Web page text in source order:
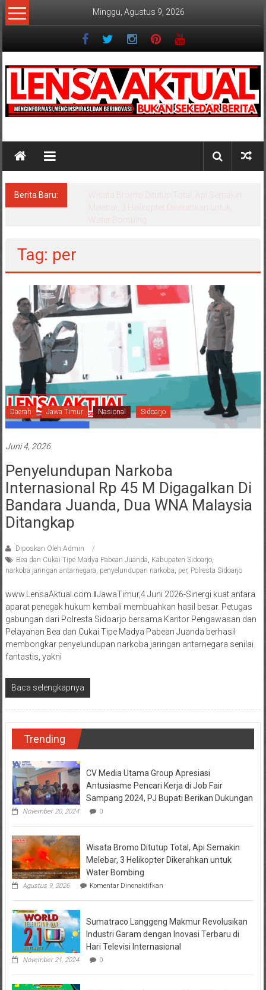
Lompat
ke
Minggu, Agustus 9, 2026
Berita Baru:
Istri Polisi di Kediri Jadi Tersangka Penipuan
Arisan Online, Kuasa Hukum Korban Desak
Penahanan
Tag: per
Daerah Jawa Timur Nasional Sidoarjo
Juni 4, 2026
Penyelundupan Narkoba
Internasional Rp 45 M Digagalkan Di
Bandara Juanda, Dua WNA Malaysia
Ditangkap
Diposkan Oleh:Admin
Bea dan Cukai Tipe Madya Pabean Juanda Kabupaten Sidoarjo,
narkoba jaringan antarnegara penyelundupan narkoba per, Polresta Sidoarjo
www.LensaAktual.com.ǁJawaTimur,4 Juni 2026-Sinergi kuat antara
aparat penegak hukum kembali membuahkan hasil besar. Petugas
gabungan dari Polresta Sidoarjo bersama Kantor Pengawasan dan
Pelayanan Bea dan Cukai Tipe Madya Pabean Juanda berhasil
membongkar penyelundupan narkoba jaringan antarnegara senilai
fantastis, yakni
Baca selengkapnya
Trending
CV Media Utama Group Apresiasi
Antusiasme Pencari Kerja di Job Fair
Sampang 2024, PJ Bupati Berikan Dukungan
November 20, 2024 0
Wisata Bromo Ditutup Total, Api Semakin
Melebar, 3 Helikopter Dikerahkan untuk
Water Bombing
Agustus 9, 2026 Komentar Dinonaktifkanpada
Bromo
Total,
Semakin
Melebar,
Dikerahkan
Sumatraco Langgeng Makmur Revolusikan
Industri Garam dengan Inovasi Terbaru di
Hari Televisi Internasional
November 21, 2024 0